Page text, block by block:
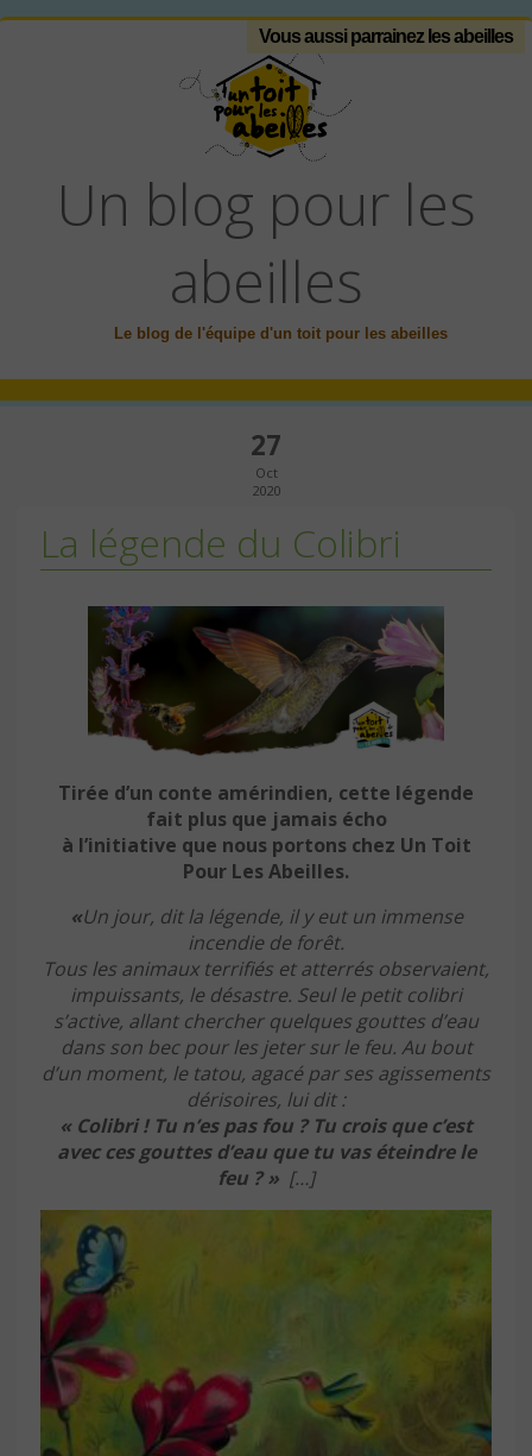
Vous aussi parrainez les abeilles
Un blog pour les
abeilles
Le blog de l'équipe d'un toit pour les abeilles
27
Oct
2020
La légende du Colibri
Tirée d’un conte amérindien, cette légende
fait plus que jamais écho
à l’initiative que nous portons chez Un Toit
Pour Les Abeilles.
«Un jour, dit la légende, il y eut un immense
incendie de forêt.
Tous les animaux terrifiés et atterrés observaient,
impuissants, le désastre. Seul le petit colibri
s’active, allant chercher quelques gouttes d’eau
dans son bec pour les jeter sur le feu. Au bout
d’un moment, le tatou, agacé par ses agissements
dérisoires, lui dit :
« Colibri ! Tu n’es pas fou ? Tu crois que c’est
avec ces gouttes d’eau que tu vas éteindre le
feu ? » […]